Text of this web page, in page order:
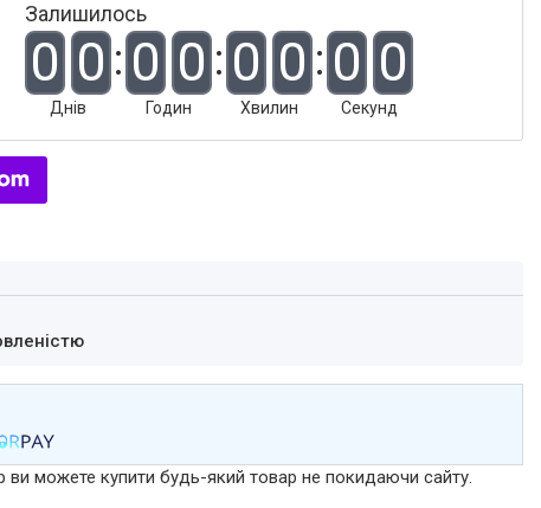
Залишилось
0 0
Днів
0 0
Годин
0 0
Хвилин
0 0
Секунд
ви можете купити будь-який товар не покидаючи сайту.